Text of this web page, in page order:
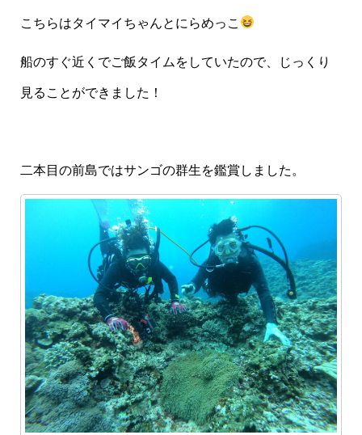
こちらはタイマイちゃんとにらめっこ
船のすぐ近くでご飯タイムをしていたので、じっくり
見ることができました！
二本目の前島ではサンゴの群生を鑑賞しました。